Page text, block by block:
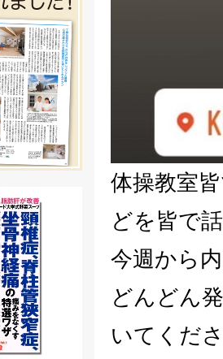
体操教室
どを皆で
今週から
どんどん
いてくだ